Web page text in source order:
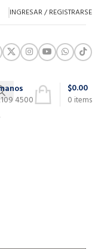
INGRESAR / REGISTRARSE
4500
0 items
$0.00